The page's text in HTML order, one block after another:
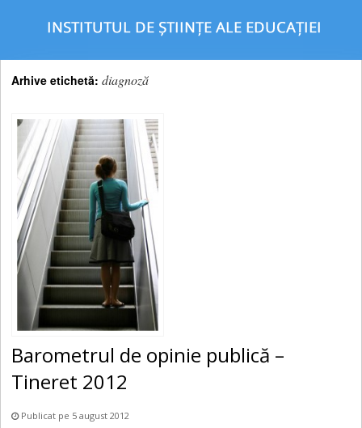
Arhive etichetă:diagnoză
Barometrul de opinie publică –
Tineret 2012
Publicat pe 5 august 2012